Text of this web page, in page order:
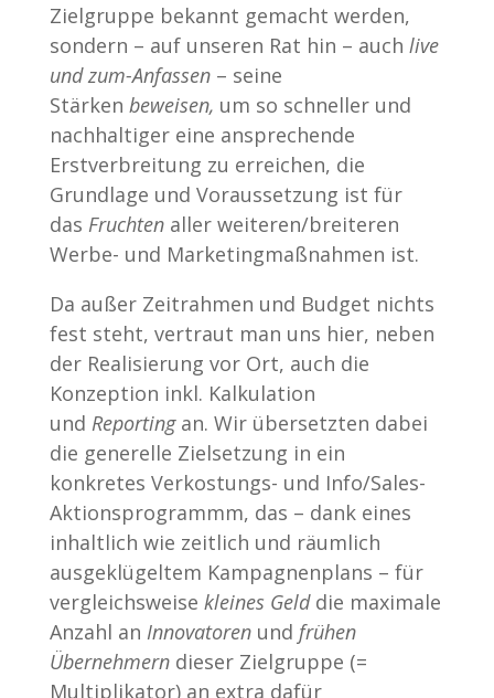
Zielgruppe bekannt gemacht werden,
sondern – auf unseren Rat hin – auch live
und zum-Anfassen– seine
Stärken beweisen, um so schneller und
nachhaltiger eine ansprechende
Erstverbreitung zu erreichen, die
Grundlage und Voraussetzung ist für
das Fruchtenaller weiteren/breiteren
Werbe- und Marketingmaßnahmen ist.
Da außer Zeitrahmen und Budget nichts
fest steht, vertraut man uns hier, neben
der Realisierung vor Ort, auch die
Konzeption inkl. Kalkulation
und Reportingan. Wir übersetzten dabei
die generelle Zielsetzung in ein
konkretes Verkostungs- und Info/Sales-
Aktionsprogrammm, das – dank eines
inhaltlich wie zeitlich und räumlich
ausgeklügeltem Kampagnenplans – für
vergleichsweise kleines Gelddie maximale
Anzahl an Innovatorenund frühen
Übernehmerndieser Zielgruppe (=
Multiplikator) an extra dafür